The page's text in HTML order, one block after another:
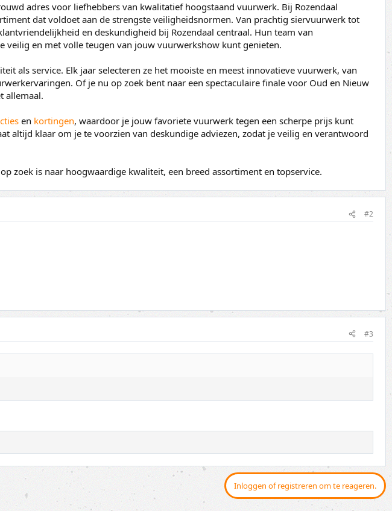
adres voor liefhebbers van kwalitatief hoogstaand vuurwerk. Bij Rozendaal
dat voldoet aan de strengste veiligheidsnormen. Van prachtig siervuurwerk tot
en deskundigheid bij Rozendaal centraal. Hun team van
veilig en met volle teugen van jouw vuurwerkshow kunt genieten.
als service. Elk jaar selecteren ze het mooiste en meest innovatieve vuurwerk, van
Of je nu op zoek bent naar een spectaculaire finale voor Oud en Nieuw
allemaal.
en kortingen, waardoor je jouw favoriete vuurwerk tegen een scherpe prijs kunt
altijd klaar om je te voorzien van deskundige adviezen, zodat je veilig en verantwoord
zoek is naar hoogwaardige kwaliteit, een breed assortiment en topservice.
#2
#3
Inloggen of registreren om te reageren.